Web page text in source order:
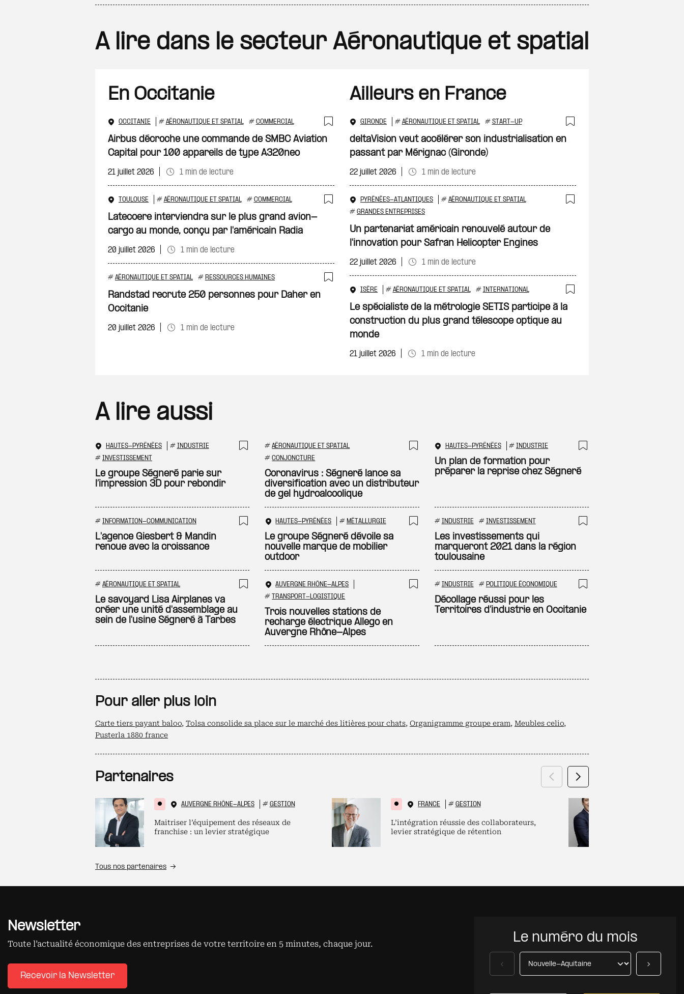
A lire dans le secteur Aéronautique et spatial
En Occitanie
OCCITANIE # AÉRONAUTIQUE ET SPATIAL # COMMERCIAL
Ajouter à ma sélection
Airbus décroche une commande de SMBC Aviation
Capital pour 100 appareils de type A320neo
21 juillet 2026 1 min de lecture
TOULOUSE # AÉRONAUTIQUE ET SPATIAL # COMMERCIAL
Ajouter à ma sélection
Latecoere interviendra sur le plus grand avion-
cargo au monde, conçu par l'américain Radia
20 juillet 2026 1 min de lecture
# AÉRONAUTIQUE ET SPATIAL # RESSOURCES HUMAINES
Ajouter à ma sélection
Randstad recrute 250 personnes pour Daher en
Occitanie
20 juillet 2026 1 min de lecture
Ailleurs en France
GIRONDE # AÉRONAUTIQUE ET SPATIAL # START-UP
Ajouter à ma
deltaVision veut accélérer son industrialisation en
passant par Mérignac (Gironde)
22 juillet 2026 1 min de lecture
PYRÉNÉES-ATLANTIQUES # AÉRONAUTIQUE ET SPATIAL
# GRANDES ENTREPRISES
Un partenariat américain renouvelé autour de
l'innovation pour Safran Helicopter Engines
22 juillet 2026 1 min de lecture
ISÈRE # AÉRONAUTIQUE ET SPATIAL # INTERNATIONAL
Ajouter à ma
Le spécialiste de la métrologie SETIS participe à la
construction du plus grand télescope optique au
monde
21 juillet 2026 1 min de lecture
A lire aussi
HAUTES-PYRÉNÉES # INDUSTRIE
# INVESTISSEMENT Ajouter à ma sélection
Le groupe Ségneré parie sur
l’impression 3D pour rebondir
#AÉRONAUTIQUE ET SPATIAL
#CONJONCTURE Ajouter à ma sélection
Coronavirus : Ségneré lance sa
diversification avec un distributeur
de gel hydroalcoolique
HAUTES-PYRÉNÉES #INDUSTRIE
Un plan de formation pour
préparer la reprise chez Ségneré
# INFORMATION-COMMUNICATION
Ajouter à ma sélection
L'agence Giesbert & Mandin
renoue avec la croissance
HAUTES-PYRÉNÉES # MÉTALLURGIE
Ajouter à ma sélection
Le groupe Ségneré dévoile sa
nouvelle marque de mobilier
outdoor
# INDUSTRIE # INVESTISSEMENT
Les investissements qui
marqueront 2021 dans la région
toulousaine
# AÉRONAUTIQUE ET SPATIAL
Ajouter à ma sélection
Le savoyard Lisa Airplanes va
créer une unité d'assemblage au
sein de l'usine Ségneré à Tarbes
AUVERGNE RHÔNE-ALPES
# TRANSPORT-LOGISTIQUE Ajouter à ma sélection
Trois nouvelles stations de
recharge électrique Allego en
Auvergne Rhône-Alpes
# INDUSTRIE # POLITIQUE ÉCONOMIQUE
Décollage réussi pour les
Territoires d’industrie en Occitanie
Pour aller plus loin
Carte tiers payant baloo, Tolsa consolide sa place sur le marché des litières pour chats, Organigramme groupe eram, Meubles celio,
Pusterla 1880 france
Partenaires
AUVERGNE RHÔNE-ALPES # GESTION
Maitriser l’équipement des réseaux de
franchise : un levier stratégique
FRANCE # GESTION
L’intégration réussie des collaborateurs,
levier stratégique de rétention
Précédent
Suivant
Tous nos partenaires
Newsletter
Toute l’actualité économique des entreprises de votre territoire en 5 minutes, chaque jour.
Recevoir la Newsletter
Le numéro du mois
Précédent Suivant